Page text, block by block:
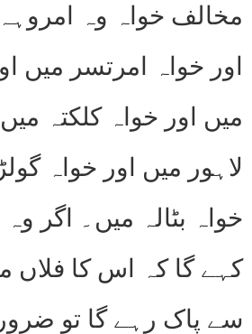
مخالف خواہ وہ
اور خواہ امرتسر میں
میں اور خواہ کلکتہ
لاہور میں اور خواہ
خواہ بٹالہ میں۔ اگر
کہے گا کہ اس کا فلاں
سے پاک رہے گا تو